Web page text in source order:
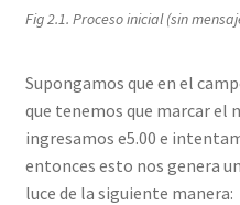
Fig 2.1. Proceso inicial (sin
Supongamos que en el
que tenemos que marcar el
ingresamos e5.00 e
entonces esto nos genera
luce de la siguiente manera: